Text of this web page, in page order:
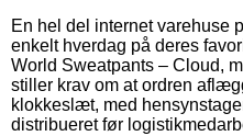
En hel del internet varehuse
enkelt hverdag på deres
World Sweatpants – Cloud,
stiller krav om at ordren
klokkeslæt, med
distribueret før